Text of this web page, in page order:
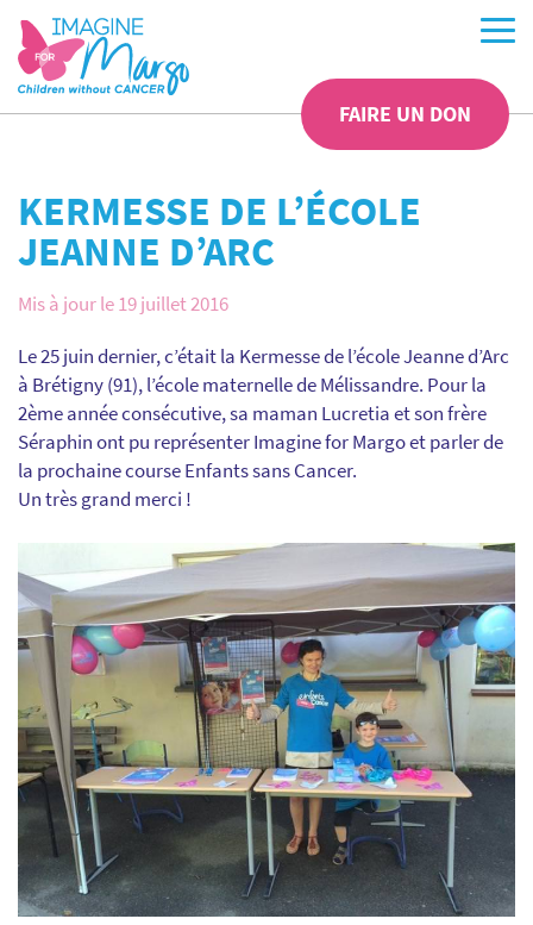
FAIRE UN DON
KERMESSE DE L’ÉCOLE
JEANNE D’ARC
Mis à jour le 19 juillet 2016
Le 25 juin dernier, c’était la Kermesse de l’école Jeanne d’Arc
à Brétigny (91), l’école maternelle de Mélissandre. Pour la
2ème année consécutive, sa maman Lucretia et son frère
Séraphin ont pu représenter Imagine for Margo et parler de
la prochaine course Enfants sans Cancer.
Un très grand merci !